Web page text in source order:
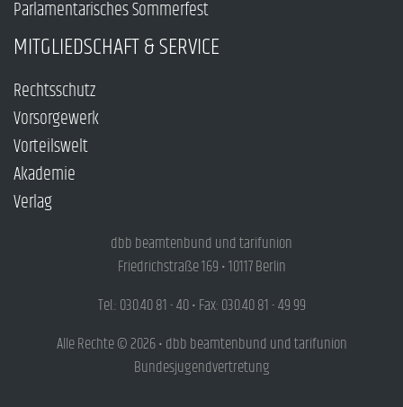
Parlamentarisches Sommerfest
MITGLIEDSCHAFT & SERVICE
Rechtsschutz
Vorsorgewerk
Vorteilswelt
Akademie
Verlag
dbb beamtenbund und tarifunion
Friedrichstraße 169 • 10117 Berlin
Tel.: 030.40 81 - 40 • Fax: 030.40 81 - 49 99
Alle Rechte © 2026 • dbb beamtenbund und tarifunion
Bundesjugendvertretung